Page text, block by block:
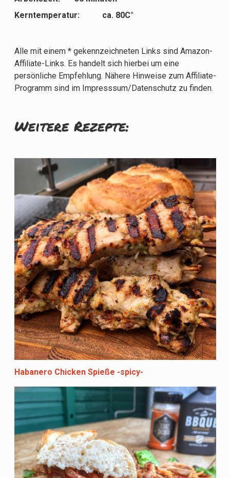
Kerntemperatur: ca. 80C°
Alle mit einem * gekennzeichneten Links sind Amazon-
Affiliate-Links. Es handelt sich hierbei um eine
persönliche Empfehlung. Nähere Hinweise zum Affiliate-
Programm sind im Impresssum/Datenschutz zu finden.
Weitere Rezepte:
Habanero Chicken Spieße -spicy-